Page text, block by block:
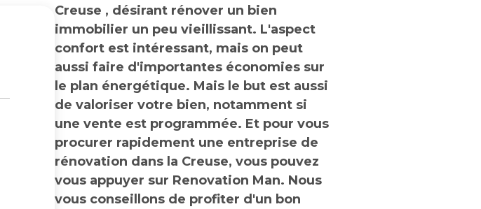
Creuse , désirant rénover un bien
immobilier un peu vieillissant. L'aspect
confort est intéressant, mais on peut
aussi faire d'importantes économies sur
le plan énergétique. Mais le but est aussi
de valoriser votre bien, notamment si
une vente est programmée. Et pour vous
procurer rapidement une entreprise de
rénovation dans la Creuse, vous pouvez
vous appuyer sur Renovation Man. Nous
vous conseillons de profiter d'un bon